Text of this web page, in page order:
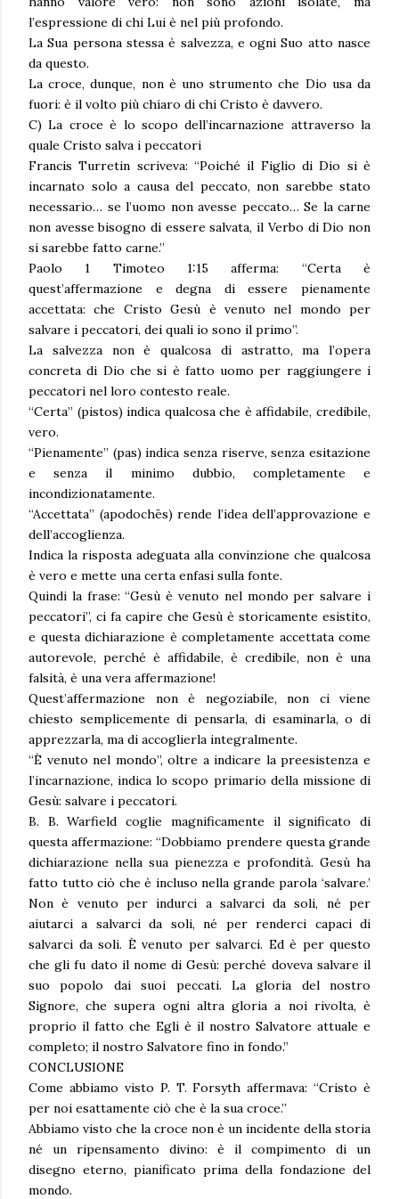
l’espressione di chi Lui è nel più profondo.
La Sua persona stessa è salvezza, e ogni Suo atto nasce
da questo.
La croce, dunque, non è uno strumento che Dio usa da
fuori: è il volto più chiaro di chi Cristo è davvero.
C) La croce è lo scopo dell’incarnazione attraverso la
quale Cristo salva i peccatori
Francis Turretin scriveva: “Poiché il Figlio di Dio si è
incarnato solo a causa del peccato, non sarebbe stato
necessario… se l’uomo non avesse peccato… Se la carne
non avesse bisogno di essere salvata, il Verbo di Dio non
si sarebbe fatto carne.”
Paolo 1 Timoteo 1:15 afferma: “Certa è
quest’affermazione e degna di essere pienamente
accettata: che Cristo Gesù è venuto nel mondo per
salvare i peccatori, dei quali io sono il primo”.
La salvezza non è qualcosa di astratto, ma l’opera
concreta di Dio che si è fatto uomo per raggiungere i
peccatori nel loro contesto reale.
“Certa” (pistos) indica qualcosa che è affidabile, credibile,
vero.
“Pienamente” (pas) indica senza riserve, senza esitazione
e senza il minimo dubbio, completamente e
incondizionatamente.
“Accettata” (apodochēs) rende l’idea dell’approvazione e
dell’accoglienza.
Indica la risposta adeguata alla convinzione che qualcosa
è vero e mette una certa enfasi sulla fonte.
Quindi la frase: “Gesù è venuto nel mondo per salvare i
peccatori”, ci fa capire che Gesù è storicamente esistito,
e questa dichiarazione è completamente accettata come
autorevole, perché è affidabile, è credibile, non è una
falsità, è una vera affermazione!
Quest’affermazione non è negoziabile, non ci viene
chiesto semplicemente di pensarla, di esaminarla, o di
apprezzarla, ma di accoglierla integralmente.
“È venuto nel mondo”, oltre a indicare la preesistenza e
l’incarnazione, indica lo scopo primario della missione di
Gesù: salvare i peccatori.
B. B. Warfield coglie magnificamente il significato di
questa affermazione: “Dobbiamo prendere questa grande
dichiarazione nella sua pienezza e profondità. Gesù ha
fatto tutto ciò che è incluso nella grande parola ‘salvare.’
Non è venuto per indurci a salvarci da soli, né per
aiutarci a salvarci da soli, né per renderci capaci di
salvarci da soli. È venuto per salvarci. Ed è per questo
che gli fu dato il nome di Gesù: perché doveva salvare il
suo popolo dai suoi peccati. La gloria del nostro
Signore, che supera ogni altra gloria a noi rivolta, è
proprio il fatto che Egli è il nostro Salvatore attuale e
completo; il nostro Salvatore fino in fondo.”
CONCLUSIONE
Come abbiamo visto P. T. Forsyth affermava: “Cristo è
per noi esattamente ciò che è la sua croce.”
Abbiamo visto che la croce non è un incidente della storia
né un ripensamento divino: è il compimento di un
disegno eterno, pianificato prima della fondazione del
mondo.